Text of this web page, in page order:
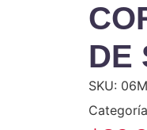
DE
SKU: